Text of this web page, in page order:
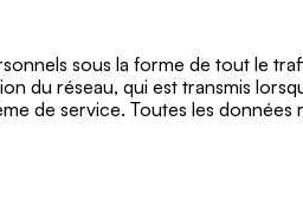
sous la forme de tout le
du réseau, qui est transmis
de service. Toutes les